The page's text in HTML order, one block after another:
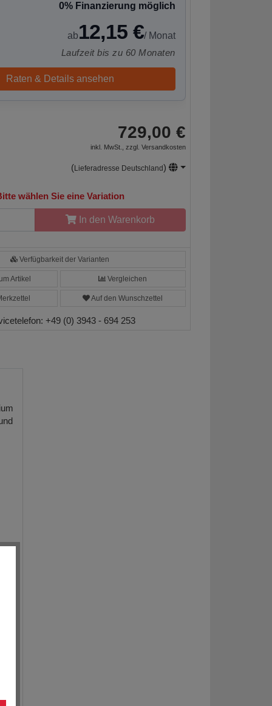
0% Finanzierung möglich
ab12,15 €/ Monat
Laufzeit bis zu 60 Monaten
Raten & Details ansehen
729,00 €
inkl. MwSt., zzgl. Versandkosten
(Lieferadresse Deutschland)
wählen Sie eine Variation
In den Warenkorb
Verfügbarkeit der Varianten
Artikel Vergleichen
Auf den Wunschzettel
+49 (0) 3943 - 694 253